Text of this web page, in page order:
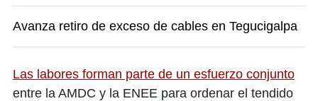
Avanza retiro de exceso de cables en Tegucigalpa
Las labores forman parte de un esfuerzo conjunto
entre la AMDC y la ENEE para ordenar el tendido